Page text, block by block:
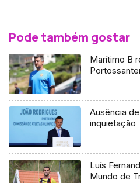
Pode também gostar
Marítimo B
Ausência
inquietação
Luís
Mundo de